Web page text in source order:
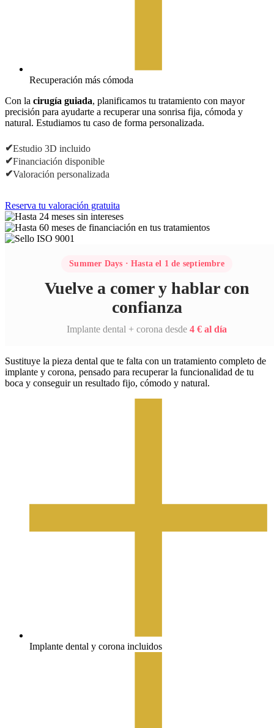
Recuperación más cómoda
Con la cirugía guiada, planificamos tu tratamiento con mayor
precisión para ayudarte a recuperar una sonrisa fija, cómoda y
natural. Estudiamos tu caso de forma personalizada.
✔Estudio 3D incluido
✔Financiación disponible
✔Valoración personalizada
Reserva tu valoración gratuita
Summer Days · Hasta el 1 de septiembre
Vuelve a comer y hablar con
confianza
Implante dental + corona desde 4 € al día
Sustituye la pieza dental que te falta con un tratamiento completo de
implante y corona, pensado para recuperar la funcionalidad de tu
boca y conseguir un resultado fijo, cómodo y natural.
Implante dental y corona incluidos